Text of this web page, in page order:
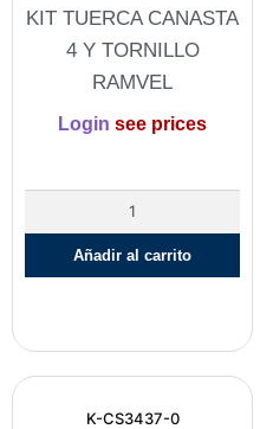
KIT TUERCA CANASTA
4 Y TORNILLO
RAMVEL
Login see prices
Añadir al carrito
K-CS3437-0